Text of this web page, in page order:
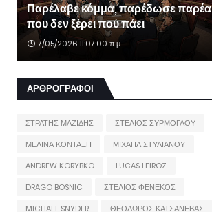
Παρέλαβε κόμμα, παρέδωσε παρέα
που δεν ξέρει πού πάει
7/05/2026 11:07:00 π.μ.
ΑΡΘΡΟΓΡΑΦΟΙ
ΣΤΡΑΤΗΣ ΜΑΖΙΔΗΣ
ΣΤΕΛΙΟΣ ΣΥΡΜΟΓΛΟΥ
ΜΕΛΙΝΑ ΚΟΝΤΑΞΗ
ΜΙΧΑΗΛ ΣΤΥΛΙΑΝΟΥ
ANDREW KORYBKO
LUCAS LEIROZ
DRAGO BOSNIC
ΣΤΕΛΙΟΣ ΦΕΝΕΚΟΣ
MICHAEL SNYDER
ΘΕΟΔΩΡΟΣ ΚΑΤΣΑΝΕΒΑΣ